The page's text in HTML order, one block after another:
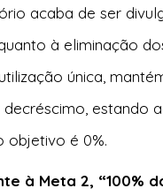
acaba de ser
à eliminação
única,
estando
objetivo é 0%.
à Meta 2, “100%